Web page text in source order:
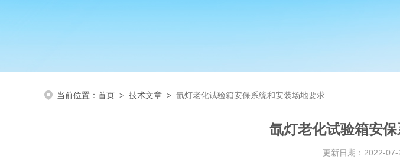
当前位置： 首页 > 技术文章 > 氙灯老化试验箱安保系统和安装场地要求
氙灯老化试验箱安
更新日期：2022-